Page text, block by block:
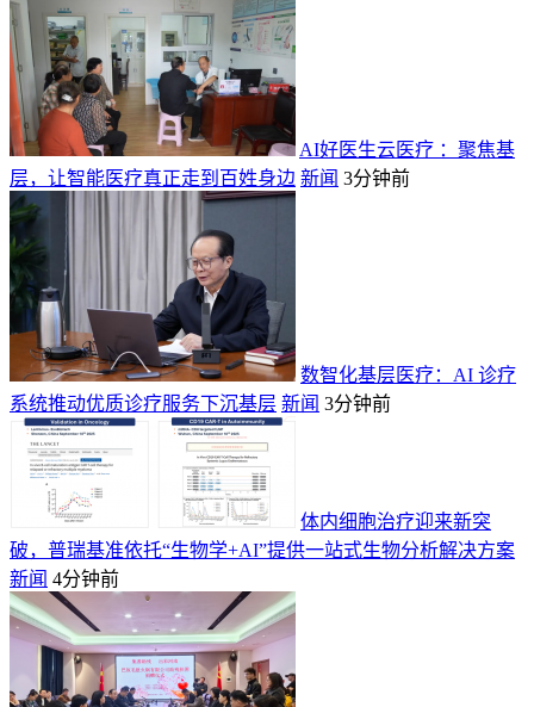
络”：那些不起眼的小毛病，都和微循环有关
AI好医生云医疗 ：聚焦基
层，让智能医疗真正走到百姓身边
数智化基层医疗：AI 诊疗
系统推动优质诊疗服务下沉基层
体内细胞治疗迎来新突
破，普瑞基准依托“生物学+AI”提供一站式生物分析解决方案
新闻
4分钟前